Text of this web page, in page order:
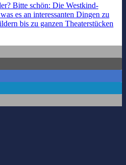
Bitte schön: Die Westkind-
es an interessanten Dingen zu
bis zu ganzen Theaterstücken